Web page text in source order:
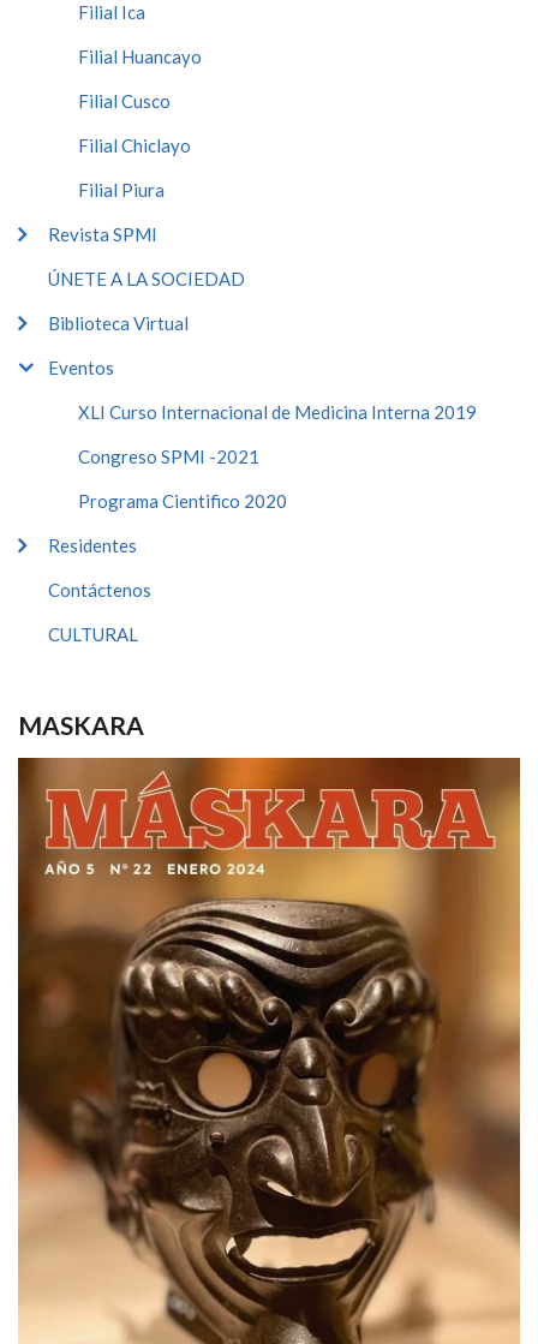
Filial Ica
Filial Huancayo
Filial Cusco
Filial Chiclayo
Filial Piura
Revista SPMI
ÚNETE A LA SOCIEDAD
Biblioteca Virtual
Eventos
XLI Curso Internacional de Medicina Interna 2019
Congreso SPMI -2021
Programa Cientifico 2020
Residentes
Contáctenos
CULTURAL
MASKARA